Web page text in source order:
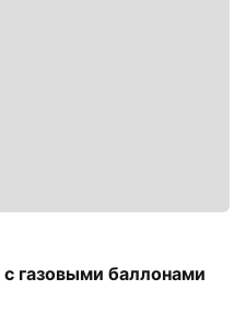
газовыми баллонами